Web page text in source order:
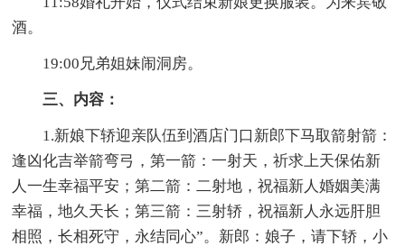
酒。
19:00兄弟姐妹闹洞房。
三、内容：
1.新娘下轿迎亲队伍到酒店门口新郎下马取箭射箭：
逢凶化吉举箭弯弓，第一箭：一射天，祈求上天保佑新
人一生幸福平安；第二箭：二射地，祝福新人婚姻美满
幸福，地久天长；第三箭：三射轿，祝福新人永远肝胆
相照，长相死守，永结同心”。新郎：娘子，请下轿，小